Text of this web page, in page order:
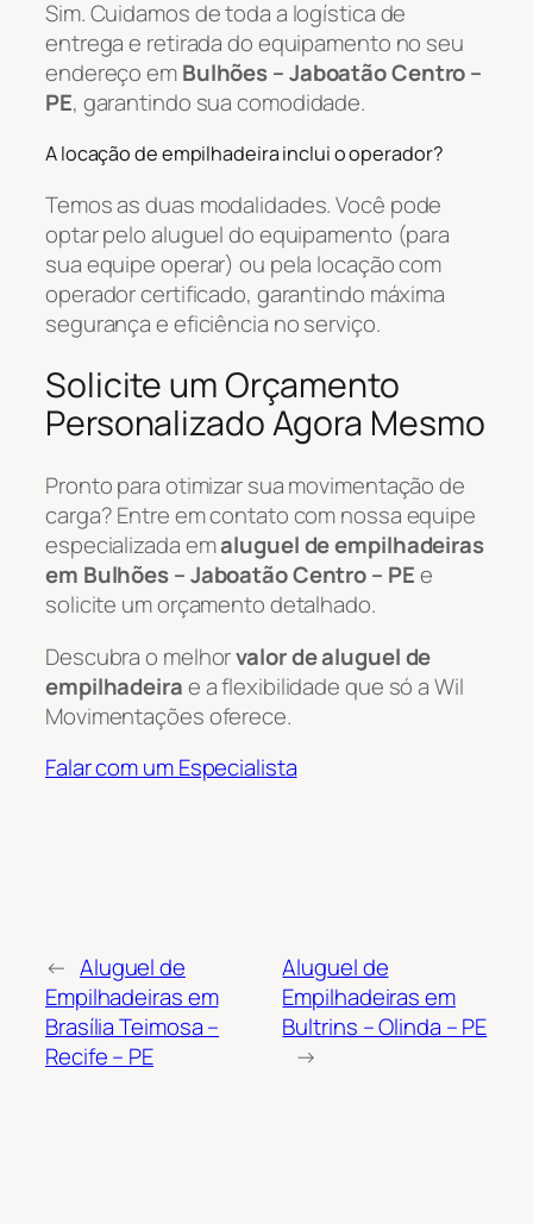
Sim. Cuidamos de toda a logística de
entrega e retirada do equipamento no seu
endereço emBulhões – Jaboatão Centro –
PE, garantindo sua comodidade.
A locação de empilhadeira inclui o operador?
Temos as duas modalidades. Você pode
optar pelo aluguel do equipamento (para
sua equipe operar) ou pela locação com
operador certificado, garantindo máxima
segurança e eficiência no serviço.
Solicite um Orçamento
Personalizado Agora Mesmo
Pronto para otimizar sua movimentação de
carga? Entre em contato com nossa equipe
especializada emaluguel de empilhadeiras
em Bulhões – Jaboatão Centro – PEe
solicite um orçamento detalhado.
Descubra o melhorvalor de aluguel de
empilhadeirae a flexibilidade que só a Wil
Movimentações oferece.
Falar com um Especialista
← Aluguel de
Empilhadeiras em
Brasília Teimosa –
Recife – PE
Aluguel de
Empilhadeiras em
Bultrins – Olinda – PE
→